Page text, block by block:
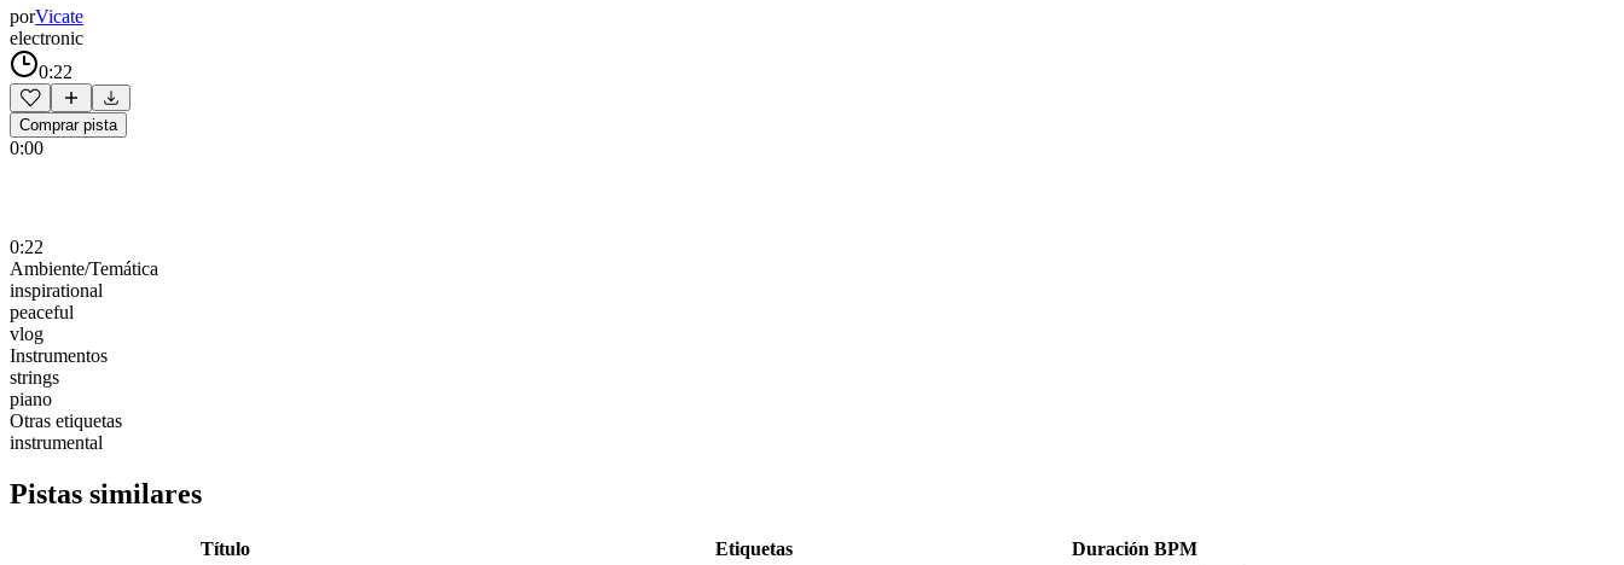
porVicate
electronic
0:22
Comprar pista
0:00
0:22
Ambiente/Temática
inspirational
peaceful
vlog
Instrumentos
strings
piano
Otras etiquetas
instrumental
Pistas similares
Título Etiquetas Duración BPM